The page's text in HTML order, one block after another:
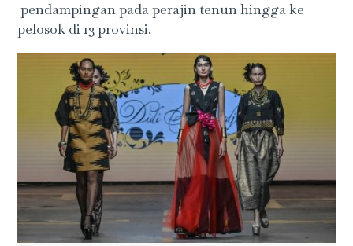
pendampingan pada perajin tenun hingga ke
pelosok di 13 provinsi.